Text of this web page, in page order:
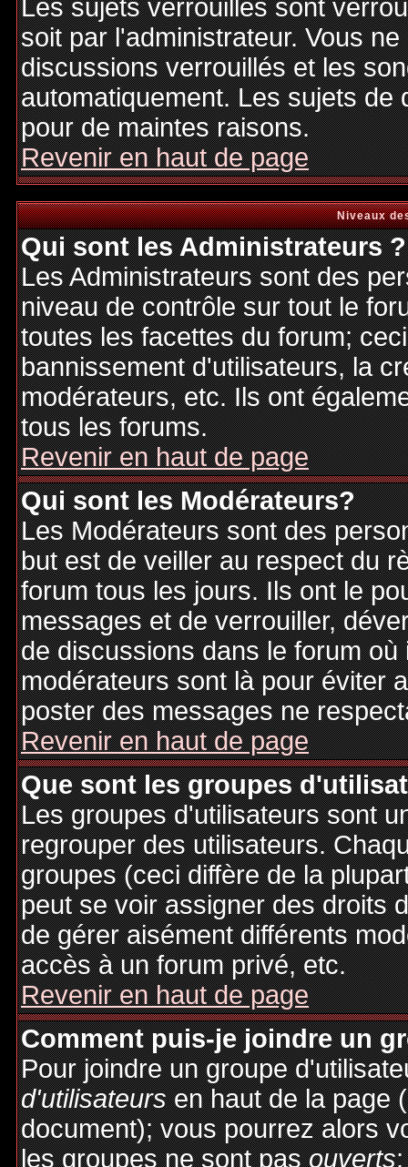
Les sujets verrouillés sont
soit par l'administrateur. Vous
discussions verrouillés et les
automatiquement. Les sujets
pour de maintes raisons.
Revenir en haut de page
Niveaux
Qui sont les Administrateurs ?
Les Administrateurs sont des
niveau de contrôle sur tout le
toutes les facettes du forum;
bannissement d'utilisateurs, la
modérateurs, etc. Ils ont
tous les forums.
Revenir en haut de page
Qui sont les Modérateurs?
Les Modérateurs sont des
but est de veiller au respect du
forum tous les jours. Ils ont le
messages et de verrouiller,
de discussions dans le forum
modérateurs sont là pour éviter
poster des messages ne
Revenir en haut de page
Que sont les groupes
Les groupes d'utilisateurs sont
regrouper des utilisateurs.
groupes (ceci diffère de la
peut se voir assigner des droits
de gérer aisément différents
accès à un forum privé, etc.
Revenir en haut de page
Comment puis-je joindre un
Pour joindre un groupe
d'utilisateursen haut de la page
document); vous pourrez alors
les groupes ne sont pasouverts